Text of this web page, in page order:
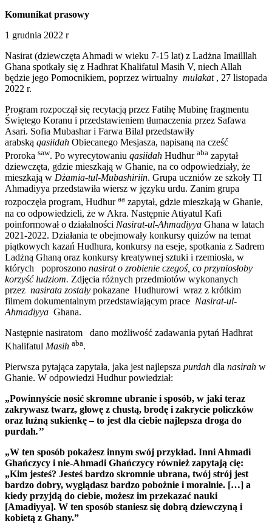
Komunikat prasowy
1 grudnia 2022 r
Nasirat (dziewczęta Ahmadi w wieku 7-15 lat) z Ladżna Imailllah
Ghana spotkały się z Hadhrat Khalifatul Masih V, niech Allah
będzie jego Pomocnikiem, poprzez wirtualny mulakat, 27 listopada
2022 r.
Program rozpoczął się recytacją przez Fatihę Mubinę fragmentu
Świętego Koranu i przedstawieniem tłumaczenia przez Safawa
Asari. Sofia Mubashar i Farwa Bilal przedstawiły
arabską qasiidah Obiecanego Mesjasza, napisaną na cześć
Proroka saw. Po wyrecytowaniu qasiidah Hudhur aba zapytał
dziewczęta, gdzie mieszkają w Ghanie, na co odpowiedziały, że
mieszkają w Dżamia-tul-Mubashiriin. Grupa uczniów ze szkoły TI
Ahmadiyya przedstawiła wiersz w języku urdu. Zanim grupa
rozpoczęła program, Hudhur aa zapytał, gdzie mieszkają w Ghanie,
na co odpowiedzieli, że w Akra. Następnie Atiyatul Kafi
poinformował o działalności Nasirat-ul-Ahmadiyya Ghana w latach
2021-2022. Działania te obejmowały konkursy quizów na temat
piątkowych kazań Hudhura, konkursy na eseje, spotkania z Sadrem
Ladżną Ghaną oraz konkursy kreatywnej sztuki i rzemiosła, w
których poproszono nasirat o zrobienie czegoś, co przyniosłoby
korzyść ludziom. Zdjęcia różnych przedmiotów wykonanych
przez nasirata zostały pokazane Hudhurowi wraz z krótkim
filmem dokumentalnym przedstawiającym prace Nasirat-ul-
Ahmadiyya Ghana.
Następnie nasiratom dano możliwość zadawania pytań Hadhrat
Khalifatul Masih aba.
Pierwsza pytająca zapytała, jaka jest najlepsza purdah dla nasirah w
Ghanie. W odpowiedzi Hudhur powiedział:
„Powinnyście nosić skromne ubranie i sposób, w jaki teraz
zakrywasz twarz, głowę z chustą, brodę i zakrycie policzków
oraz luźną sukienkę – to jest dla ciebie najlepsza droga do
purdah.’’
„W ten sposób pokażesz innym swój przykład. Inni Ahmadi
Ghańczycy i nie-Ahmadi Ghańczycy również zapytają cię:
„Kim jesteś? Jesteś bardzo skromnie ubrana, twój strój jest
bardzo dobry, wyglądasz bardzo pobożnie i moralnie. […] a
kiedy przyjdą do ciebie, możesz im przekazać nauki
[Amadiyya]. W ten sposób staniesz się dobrą dziewczyną i
kobietą z Ghany.”